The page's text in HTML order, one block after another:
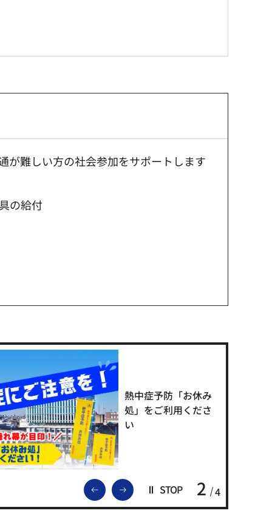
が難しい方の社会参加をサポートします
の給付
前のスライドを表示
次のスライドを表示
STOP 2 4
熱中症予防「お休み
処」をご利用くださ
い